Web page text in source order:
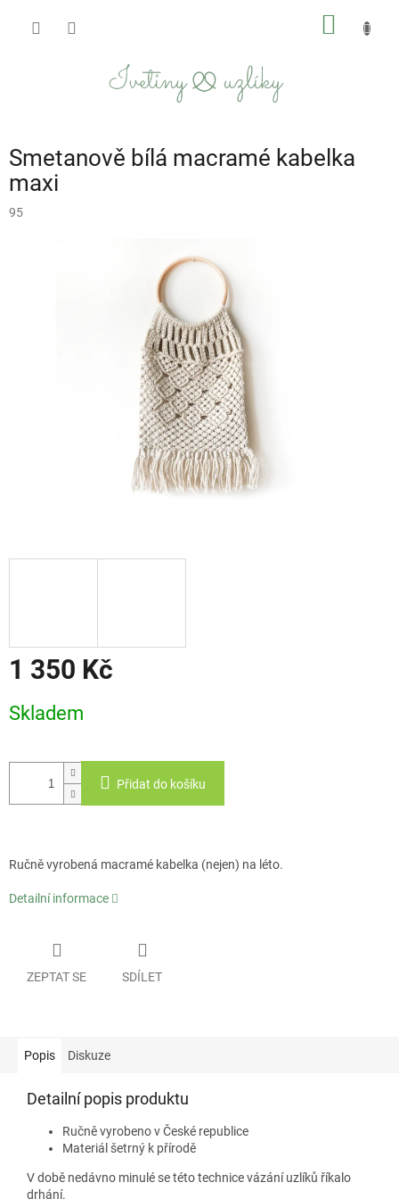
Smetanově bílá macramé kabelka
maxi
95
1 350 Kč
cena:
Skladem
Přidat do košíku
Ručně vyrobená macramé kabelka (nejen) na léto.
Detailní informace
ZEPTAT SE SDÍLET
Popis Diskuze
Detailní popis produktu
Ručně vyrobeno v České republice
Materiál šetrný k přírodě
V době nedávno minulé se této technice vázání uzlíků říkalo
drhání.